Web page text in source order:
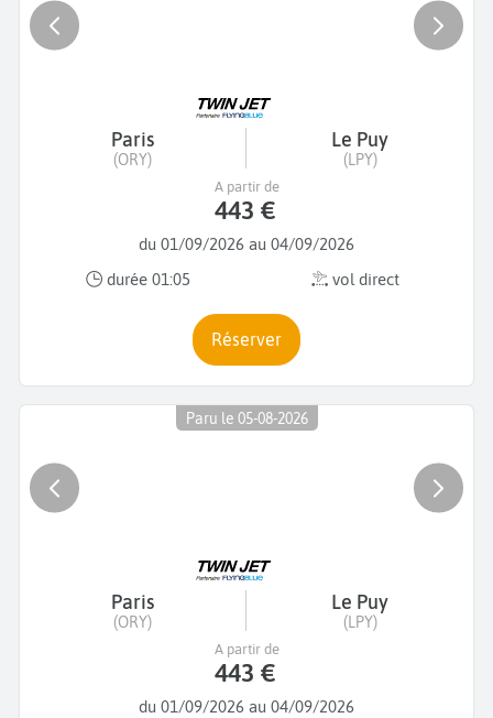
Paris
(ORY)
Le Puy
(LPY)
du 01/09/2026 au 04/09/2026
durée 01:05
vol direct
A partir de
443 €
Réserver
Paru le 05-08-2026
Paris
(ORY)
Le Puy
(LPY)
du 01/09/2026 au 04/09/2026
A partir de
443 €